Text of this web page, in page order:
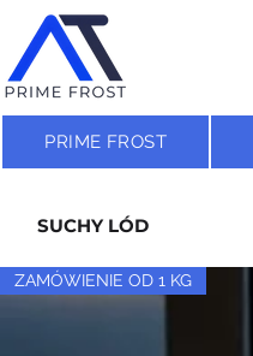
PRIME FROST
SUCHY LÓD
ZAMÓWIENIE OD 1 KG